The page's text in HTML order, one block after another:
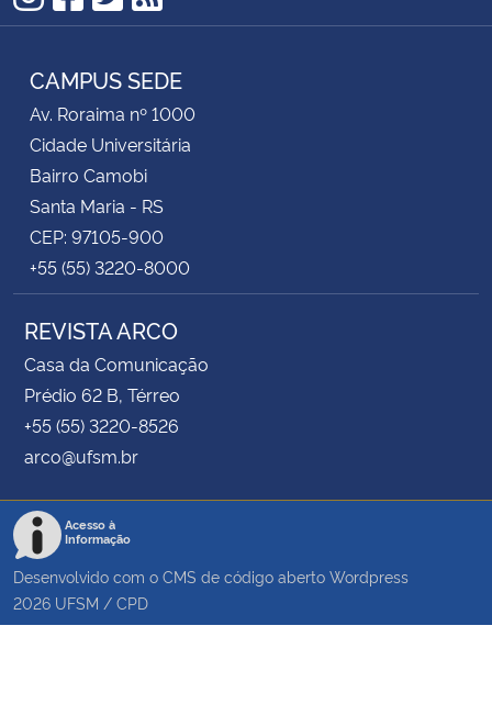
Instagram
Facebook
Twitter
RSS
CAMPUS SEDE
Av. Roraima nº 1000
Cidade Universitária
Bairro Camobi
Santa Maria - RS
CEP: 97105-900
+55 (55) 3220-8000
REVISTA ARCO
Casa da Comunicação
Prédio 62 B, Térreo
+55 (55) 3220-8526
arco@ufsm.br
Acesso à
Informação
Desenvolvido com o CMS de código aberto Wordpress
2026 UFSM / CPD